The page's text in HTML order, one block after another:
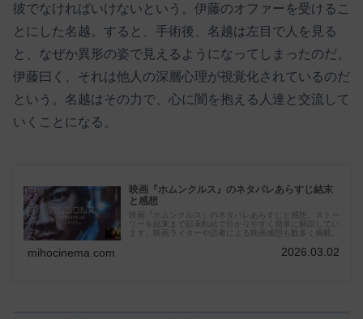
彼でなければいけないという。伊藤のオファーを受けるこ
とにした名越。すると、手術後、名越は左目で人を見る
と、なぜか異形の姿で見えるようになってしまったのだ。
伊藤曰く、それは他人の深層心理が視覚化されているのだ
という。名越はその力で、心に闇を抱える人達と交流して
いくことになる。
映画『ホムンクルス』のネタバレあらすじ結末
と感想
映画『ホムンクルス』のネタバレあらすじと感想。ストー
リーを結末まで起承転結で分かりやすく簡単に解説してい
ます。映画ライターや読者による映画感想も数多く掲載。
mihocinema.com 2026.03.02